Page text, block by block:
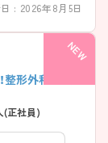
: 2026年8月5日
形外科に強
(正社員)